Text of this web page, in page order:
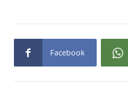
Facebook